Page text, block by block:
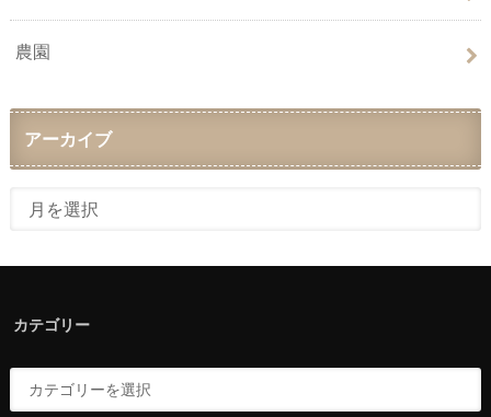
農園
アーカイブ
カテゴリー